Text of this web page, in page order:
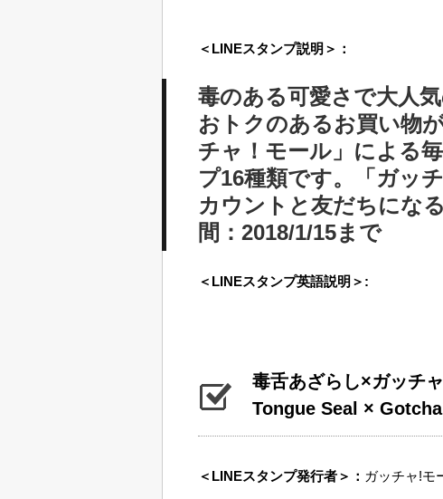
＜LINEスタンプ説明＞：
毒のある可愛さで大人
おトクのあるお買い物
チャ！モール」による
プ16種類です。「ガッ
カウントと友だちにな
間：2018/1/15まで
＜LINEスタンプ英語説明＞:
毒舌あざらし×ガッチ
Tongue Seal ×
＜LINEスタンプ発行者＞： ガッチャ!モ